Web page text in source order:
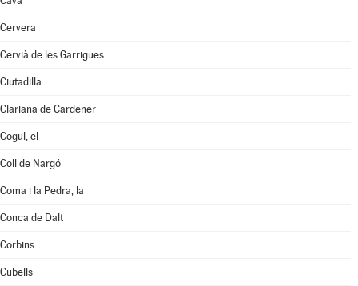
Cervera
Cervià de les Garrigues
Ciutadilla
Clariana de Cardener
Cogul, el
Coll de Nargó
Coma i la Pedra, la
Conca de Dalt
Corbins
Cubells